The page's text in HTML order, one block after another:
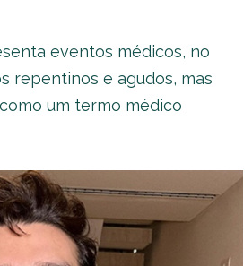
eventos médicos, no
repentinos e agudos, mas
um termo médico